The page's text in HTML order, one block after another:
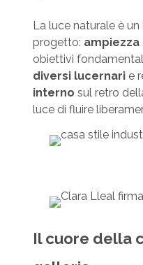
La luce naturale è
progetto:
obiettivi
diversi lucernarie
interno sul retro
luce di fluire
Il cuore della